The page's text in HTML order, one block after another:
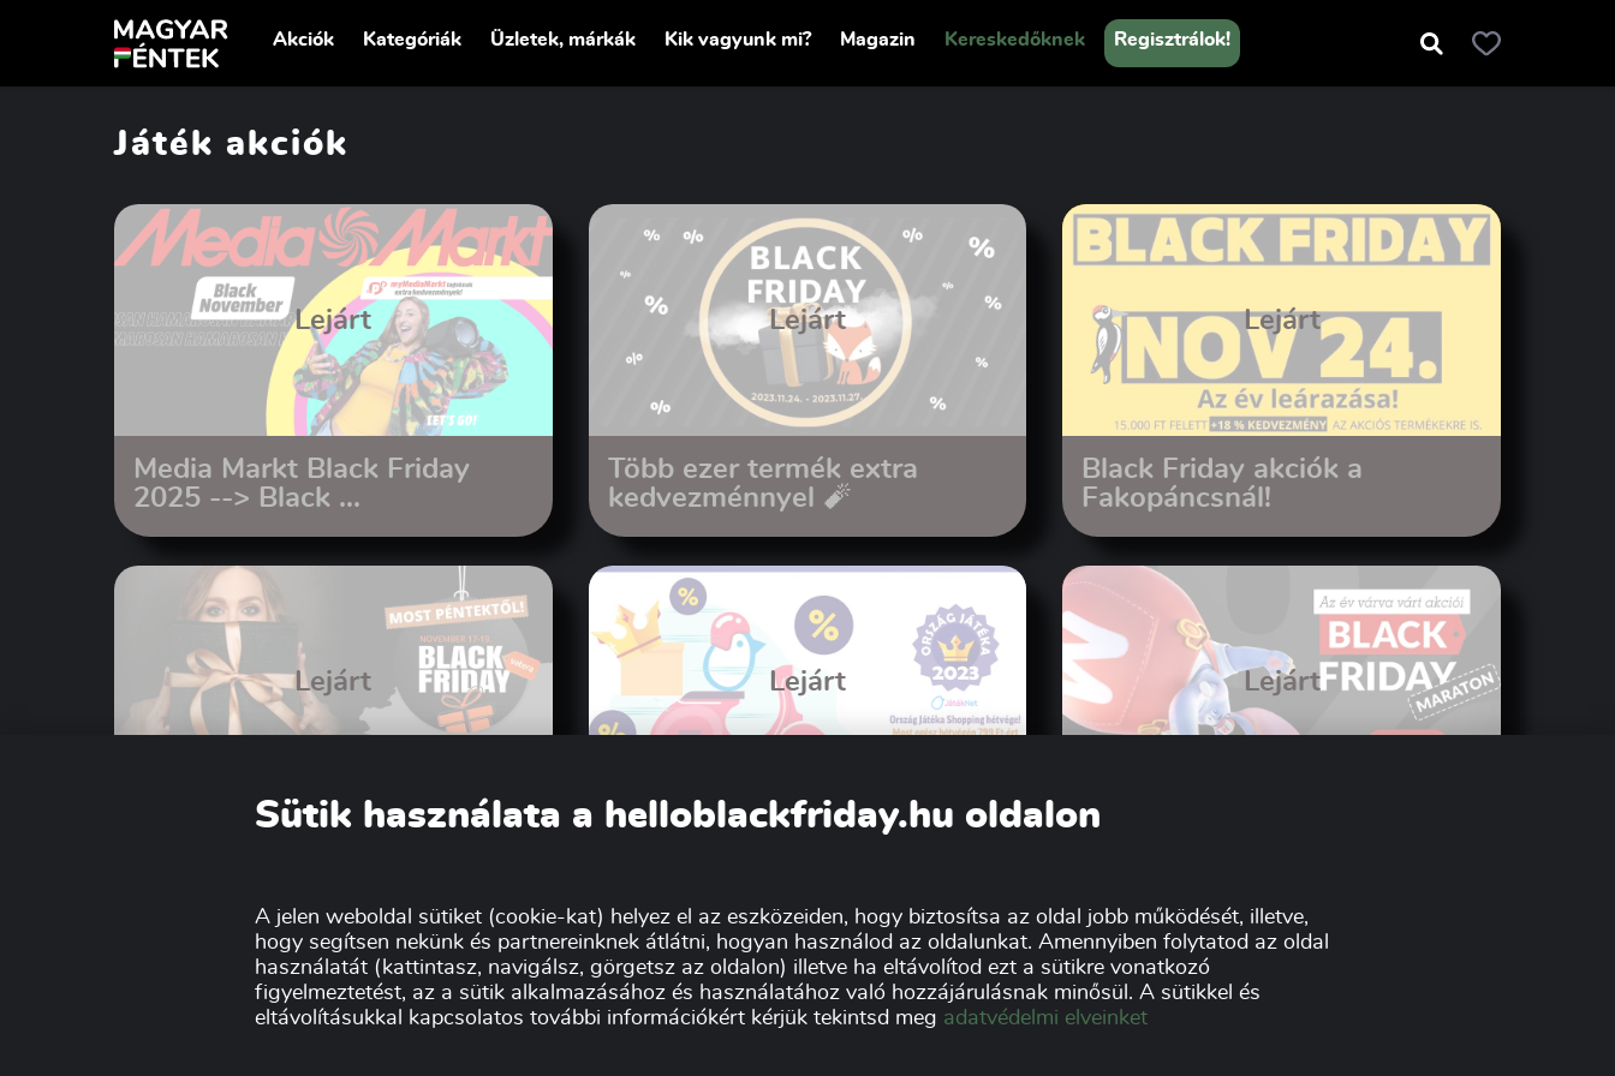
Akciók Kategóriák Üzletek, márkák Kik vagyunk mi? Magazin Kereskedőknek Regisztrálok!
Játék akciók
Lejárt
Media Markt Black Friday
2025 --> Black ...
Lejárt
Több ezer termék extra
kedvezménnyel 🧨
Lejárt
Black Friday akciók a
Fakopáncsnál!
Lejárt
VATERA BLACK FRIDAY
Lejárt
Még nem a Black Friday, de jó
Lejárt
Mall.hu - Elstartolt a BLACK
Sütik használata a helloblackfriday.hu oldalon
A jelen weboldal sütiket (cookie-kat) helyez el az eszközeiden, hogy biztosítsa az oldal jobb működését, illetve,
hogy segítsen nekünk és partnereinknek átlátni, hogyan használod az oldalunkat. Amennyiben folytatod az oldal
használatát (kattintasz, navigálsz, görgetsz az oldalon) illetve ha eltávolítod ezt a sütikre vonatkozó
figyelmeztetést, az a sütik alkalmazásához és használatához való hozzájárulásnak minősül. A sütikkel és
eltávolításukkal kapcsolatos további információkért kérjük tekintsd meg adatvédelmi elveinket